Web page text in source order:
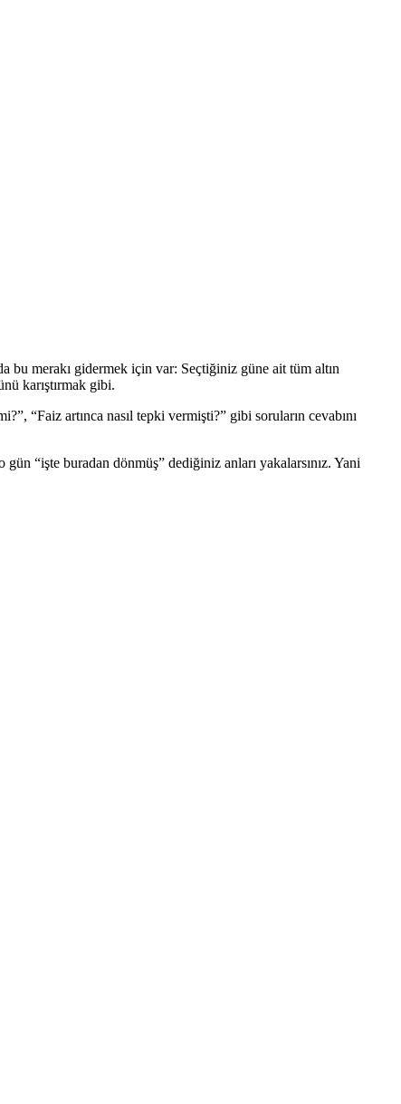
bu merakı gidermek için var: Seçtiğiniz güne ait tüm altın
karıştırmak gibi.
“Faiz artınca nasıl tepki vermişti?” gibi soruların cevabını
“işte buradan dönmüş” dediğiniz anları yakalarsınız. Yani